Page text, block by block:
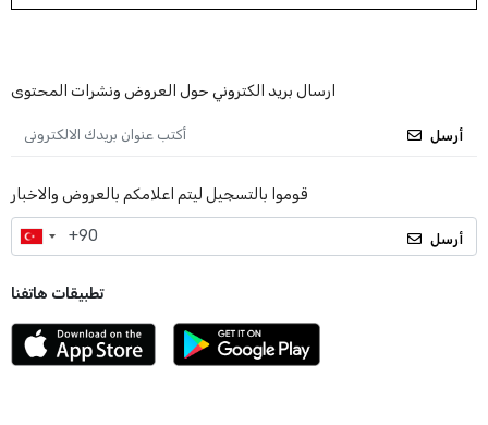
ارسال بريد الكتروني حول العروض ونشرات المحتوى
أرسل
قوموا بالتسجيل ليتم اعلامكم بالعروض والاخبار
أرسل
تطبيقات هاتفنا